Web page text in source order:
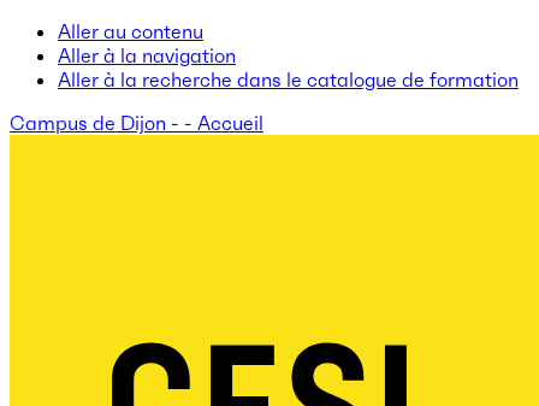
Aller au contenu
Aller à la navigation
Aller à la recherche dans le catalogue de formation
Campus de Dijon - - Accueil